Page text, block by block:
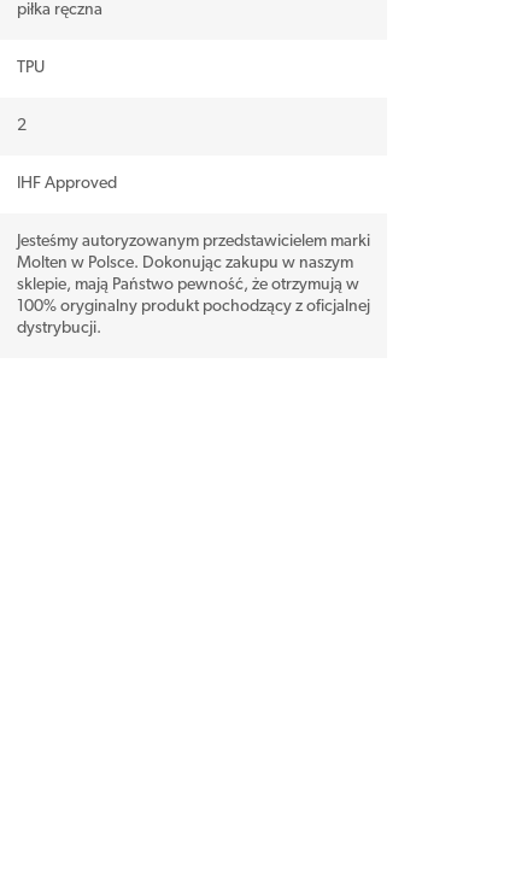
piłka ręczna
TPU
2
IHF Approved
Jesteśmy autoryzowanym przedstawicielem marki
Molten w Polsce. Dokonując zakupu w naszym
sklepie, mają Państwo pewność, że otrzymują w
100% oryginalny produkt pochodzący z oficjalnej
dystrybucji.